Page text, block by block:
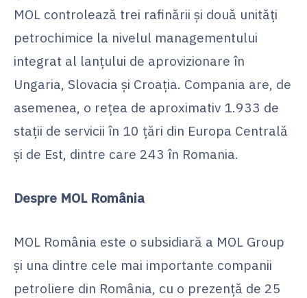
MOL controlează trei rafinării și două unități
petrochimice la nivelul managementului
integrat al lanțului de aprovizionare în
Ungaria, Slovacia și Croația. Compania are, de
asemenea, o rețea de aproximativ 1.933 de
stații de servicii în 10 țări din Europa Centrală
și de Est, dintre care 243 în Romania.
Despre MOL România
MOL România este o subsidiară a MOL Group
și una dintre cele mai importante companii
petroliere din România, cu o prezență de 25